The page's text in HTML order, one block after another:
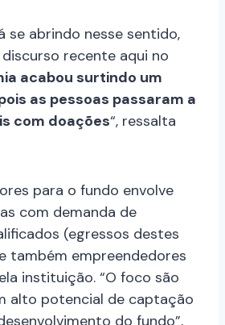
se abrindo nesse sentido,
recente aqui no
acabou surtindo um
as pessoas passaram a
com doações“, ressalta
para o fundo envolve
com demanda de
(egressos destes
também empreendedores
instituição. “O foco são
alto potencial de captação
do fundo”,